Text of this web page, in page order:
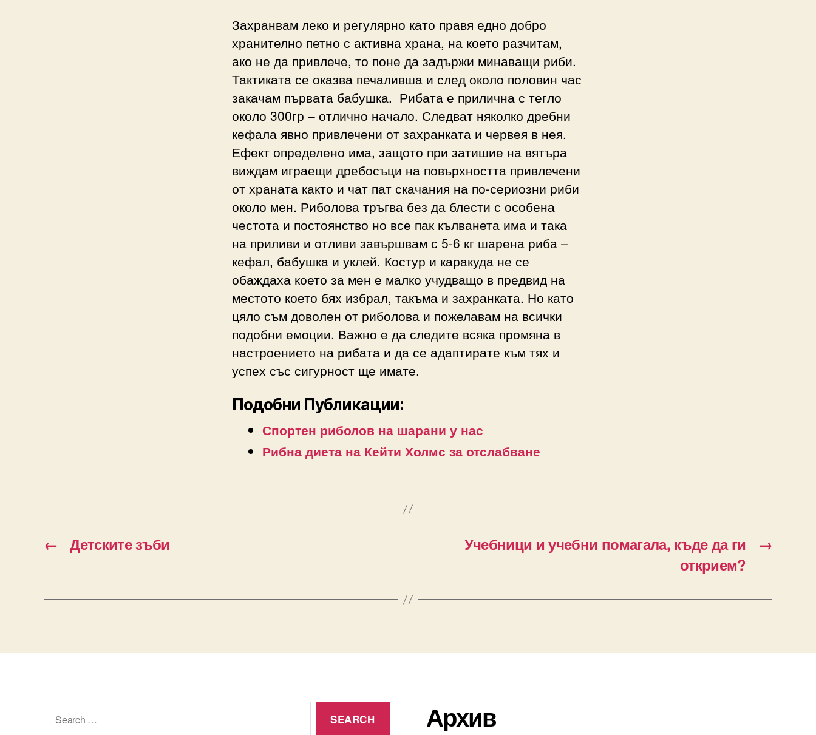
Захранвам леко и регулярно като правя едно добро
хранително петно с активна храна, на което разчитам,
ако не да привлече, то поне да задържи минаващи риби.
Тактиката се оказва печаливша и след около половин час
закачам първата бабушка. Рибата е прилична с тегло
около 300гр – отлично начало. Следват няколко дребни
кефала явно привлечени от захранката и червея в нея.
Ефект определено има, защото при затишие на вятъра
виждам играещи дребосъци на повърхността привлечени
от храната както и чат пат скачания на по-сериозни риби
около мен. Риболова тръгва без да блести с особена
честота и постоянство но все пак кълванета има и така
на приливи и отливи завършвам с 5-6 кг шарена риба –
кефал, бабушка и уклей. Костур и каракуда не се
обаждаха което за мен е малко учудващо в предвид на
местото което бях избрал, такъма и захранката. Но като
цяло съм доволен от риболова и пожелавам на всички
подобни емоции. Важно е да следите всяка промяна в
настроението на рибата и да се адаптирате към тях и
успех със сигурност ще имате.
Подобни Публикации:
Спортен риболов на шарани у нас
Рибна диета на Кейти Холмс за отслабване
← Детските зъби →
Учебници и учебни помагала, къде да ги
открием?
for:
Архив